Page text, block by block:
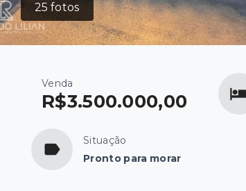
25 fotos
Venda
R$3.500.000,00
Situação
Pronto para morar